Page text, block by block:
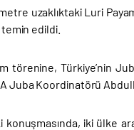
uzaklıktaki Luri
temin edildi.
törenine, Türkiye’nin
Juba Koordinatörü
iki ülke